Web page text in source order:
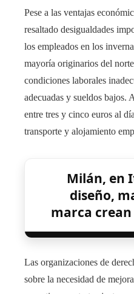
Pese a las ventajas
resaltado desigualdades
los empleados en los
mayoría originarios del
condiciones laborales
adecuadas y sueldos bajos.
entre tres y cinco euros al
transporte y alojamiento
Milán, en
diseño,
marca
Las organizaciones de
sobre la necesidad de